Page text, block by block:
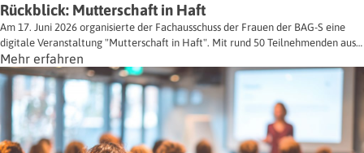
Rückblick: Mutterschaft in Haft
Am 17. Juni 2026 organisierte der Fachausschuss der Frauen der BAG-S eine
digitale Veranstaltung "Mutterschaft in Haft". Mit rund 50 Teilnehmenden aus…
Mehr erfahren